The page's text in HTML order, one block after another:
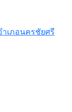
เภอนครชัยศรี